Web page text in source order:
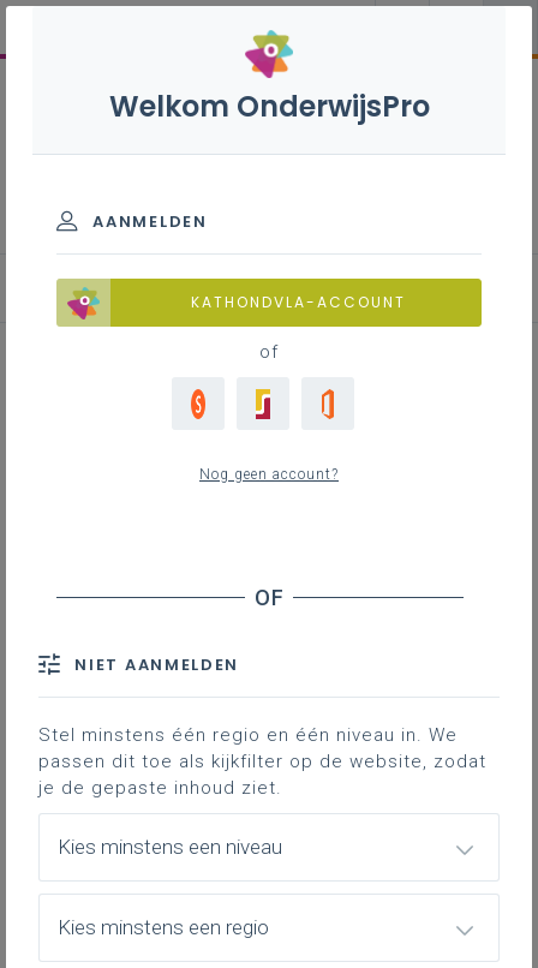
Blog
Scientific publication as a
one of our colleagues, Rik
Vanderhauwaert, is the
article in a scientific publication. The
article has been published in
education.
Het startte allemaal in 2014. Katholiek Onderwijs
Vlaanderen stapte in een internationaal avontuur
danzij de subsidie binnen het
Erasmus+-programma
Onderwijs Vlaanderen was coördinator van het
LINPILCARE-project in samenwerking met instellingen
uit Slovenië, Nederland, Engeland, Portugal en
Welkom OnderwijsPro
AANMELDEN
KATHONDVLA-ACCOUNT
of
Nog geen account?
NIET AANMELDEN
Stel minstens één regio en één niveau in. We
passen dit toe als kijkfilter op de website, zodat
je de gepaste inhoud ziet.
Kies minstens een niveau
Kies minstens een regio